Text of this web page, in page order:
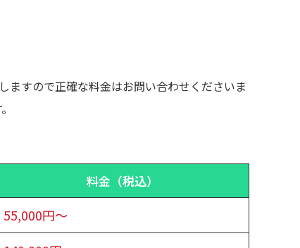
ますので正確な料金はお問い合わせくださいま
料金（税込）
55,000円～